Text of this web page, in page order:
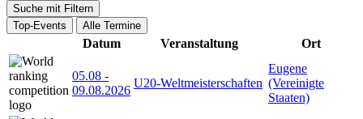
Suche mit Filtern
Top-Events
Alle Termine
Datum Veranstaltung Ort
05.08 -
09.08.2026
U20-Weltmeisterschaften
Eugene
(Vereinigte
Staaten)